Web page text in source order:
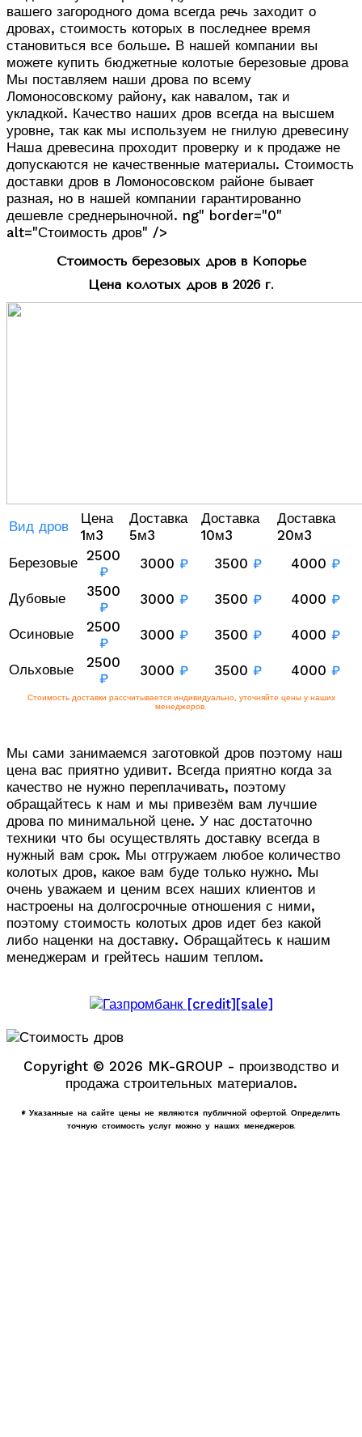
вашего загородного дома всегда речь заходит о
дровах, стоимость которых в последнее время
становиться все больше. В нашей компании вы
можете купить бюджетные колотые березовые дрова
Мы поставляем наши дрова по всему
Ломоносовскому району, как навалом, так и
укладкой. Качество наших дров всегда на высшем
уровне, так как мы используем не гнилую древесину
Наша древесина проходит проверку и к продаже не
допускаются не качественные материалы. Стоимость
доставки дров в Ломоносовском районе бывает
разная, но в нашей компании гарантированно
дешевле среднерыночной. ng" border="0"
alt="Стоимость дров" />
Стоимость березовых дров в Копорье
Цена колотых дров в 2026 г.
Вид дров
Цена
1м3
Доставка
5м3
Доставка
10м3
Доставка
20м3
Березовые 2500
₽
3000 ₽ 3500 ₽ 4000 ₽
Дубовые
3500
₽
3000 ₽ 3500 ₽ 4000 ₽
Осиновые
2500
₽
3000 ₽ 3500 ₽ 4000 ₽
Ольховые
2500
₽
3000 ₽ 3500 ₽ 4000 ₽
Стоимость доставки рассчитывается индивидуально, уточняйте цены у наших
менеджеров.
Мы сами занимаемся заготовкой дров поэтому наш
цена вас приятно удивит. Всегда приятно когда за
качество не нужно переплачивать, поэтому
обращайтесь к нам и мы привезём вам лучшие
дрова по минимальной цене. У нас достаточно
техники что бы осуществлять доставку всегда в
нужный вам срок. Мы отгружаем любое количество
колотых дров, какое вам буде только нужно. Мы
очень уважаем и ценим всех наших клиентов и
настроены на долгосрочные отношения с ними,
поэтому стоимость колотых дров идет без какой
либо наценки на доставку. Обращайтесь к нашим
менеджерам и грейтесь нашим теплом.
Copyright © 2026 MK-GROUP - производство и
продажа строительных материалов.
* Указанные на сайте цены не являются публичной офертой. Определить
точную стоимость услуг можно у наших менеджеров.